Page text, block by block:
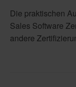
Die praktischen
Sales Software
andere